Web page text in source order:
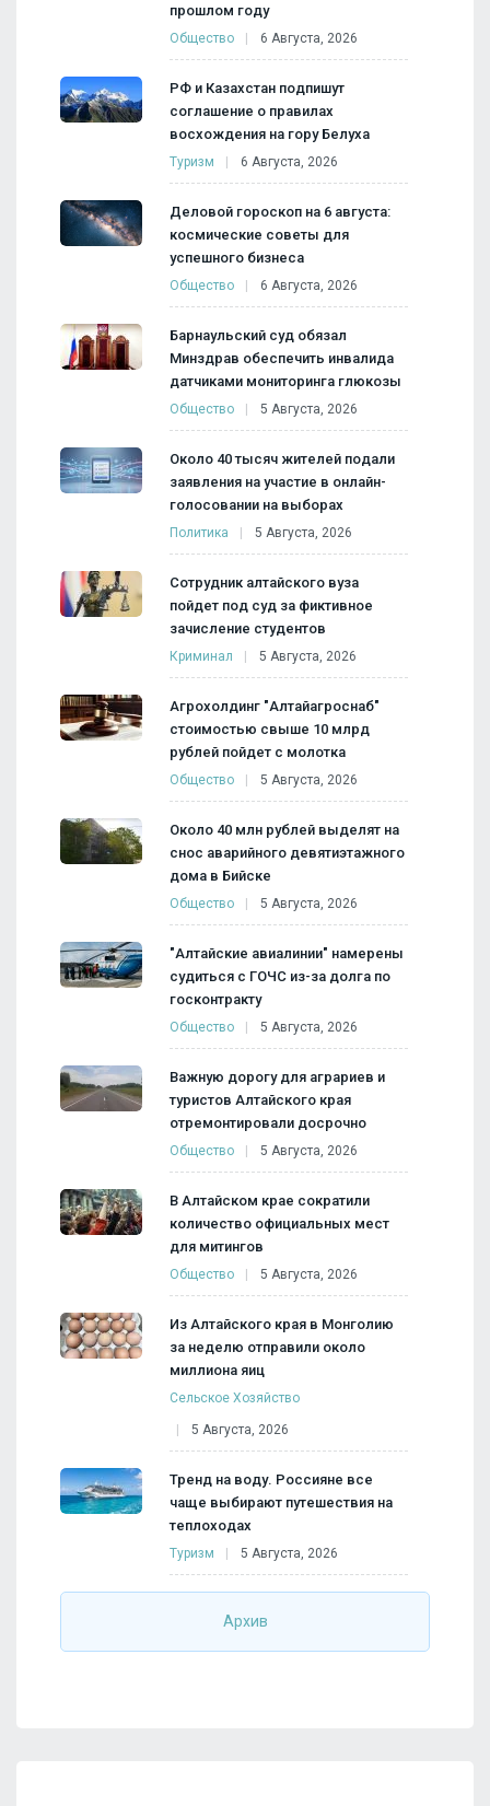
прошлом году
Общество 6 Августа, 2026
РФ и Казахстан подпишут
соглашение о правилах
восхождения на гору Белуха
Туризм 6 Августа, 2026
Деловой гороскоп на 6 августа:
космические советы для
успешного бизнеса
Общество 6 Августа, 2026
Барнаульский суд обязал
Минздрав обеспечить инвалида
датчиками мониторинга глюкозы
Общество 5 Августа, 2026
Около 40 тысяч жителей подали
заявления на участие в онлайн-
голосовании на выборах
Политика 5 Августа, 2026
Сотрудник алтайского вуза
пойдет под суд за фиктивное
зачисление студентов
Криминал 5 Августа, 2026
Агрохолдинг "Алтайагроснаб"
стоимостью свыше 10 млрд
рублей пойдет с молотка
Общество 5 Августа, 2026
Около 40 млн рублей выделят на
снос аварийного девятиэтажного
дома в Бийске
Общество 5 Августа, 2026
"Алтайские авиалинии" намерены
судиться с ГОЧС из-за долга по
госконтракту
Общество 5 Августа, 2026
Важную дорогу для аграриев и
туристов Алтайского края
отремонтировали досрочно
Общество 5 Августа, 2026
В Алтайском крае сократили
количество официальных мест
для митингов
Общество 5 Августа, 2026
Из Алтайского края в Монголию
за неделю отправили около
миллиона яиц
Сельское Хозяйство
5 Августа, 2026
Тренд на воду. Россияне все
чаще выбирают путешествия на
теплоходах
Туризм 5 Августа, 2026
Архив